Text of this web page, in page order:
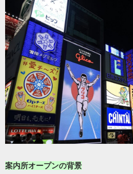
案内所オープンの背景